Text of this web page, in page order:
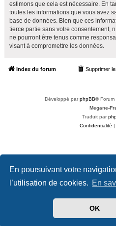
En poursuivant votre
l’utilisation de cookies. En
OK
estimons que cela est nécessaire. En
toutes les informations que vous avez
base de données. Bien que ces
tierce partie sans votre consentement,
ne pourront être tenus comme
visant à compromettre les données.
Index du forum Supprimer
Développé parphpBB® Forum
Megane-
Traduit par
Confidentialité |